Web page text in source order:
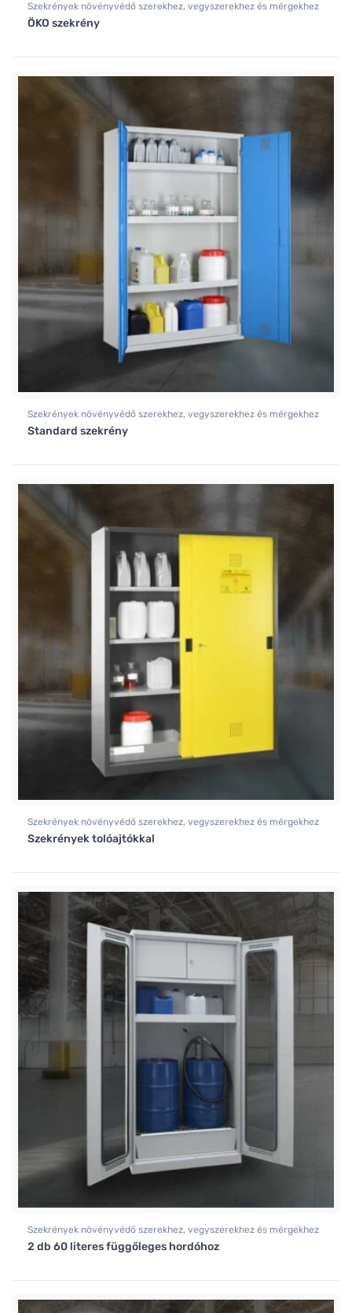
Szekrények növényvédő szerekhez, vegyszerekhez és mérgekhez
ÖKO szekrény
Szekrények növényvédő szerekhez, vegyszerekhez és mérgekhez
Standard szekrény
Szekrények növényvédő szerekhez, vegyszerekhez és mérgekhez
Szekrények tolóajtókkal
Szekrények növényvédő szerekhez, vegyszerekhez és mérgekhez
2 db 60 literes függőleges hordóhoz